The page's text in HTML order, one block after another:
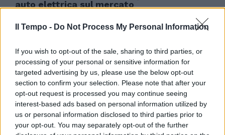
Il Tempo - Do Not Process My Personal Information
If you wish to opt-out of the sale, sharing to third parties, or
processing of your personal or sensitive information for
targeted advertising by us, please use the below opt-out
section to confirm your selection. Please note that after your
opt-out request is processed you may continue seeing
interest-based ads based on personal information utilized by
us or personal information disclosed to third parties prior to
your opt-out. You may separately opt-out of the further
auto elettrica sul mercato
Smart.
Tre Fontane Racket della sosta
fuori dai locali Balli
sudamericani con terrore al
Parco Rosati
30/06/2010